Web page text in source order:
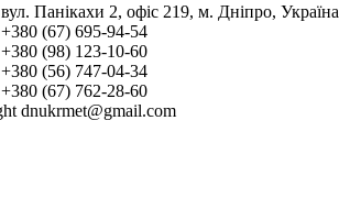
вул. Панікахи 2, офіс 219, м. Дніпро, Україна
+380 (67) 695-94-54
+380 (98) 123-10-60
+380 (56) 747-04-34
+380 (67) 762-28-60
dnukrmet@gmail.com